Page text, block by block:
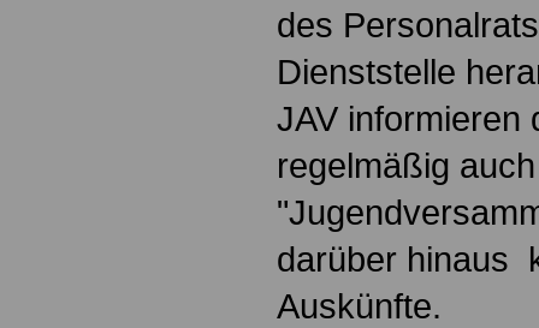
des
Dienststelle
JAV informieren
regelmäßig
darüber hinaus
Auskünfte.